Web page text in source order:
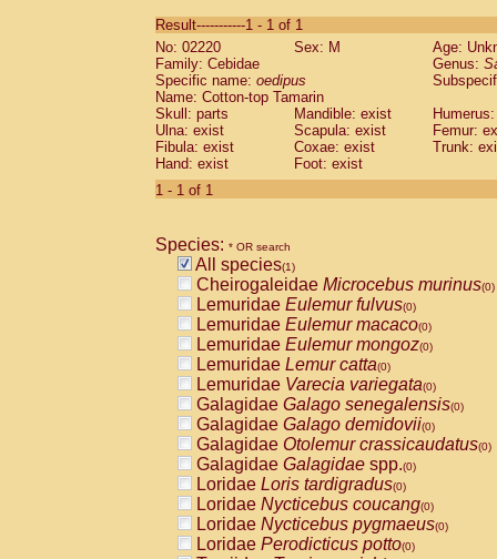
CebidaeSaguinus labiatus(0)
Cebidae Saguinus leucopus (0)
Cebidae
CebidaeSaguinus mystax
Cebidae Saguinus nigricollis (0)
Cebidae Saguinus oedipus
Cebidae Saguinus weddelli
Cebidae Saguinusspp.
Cebidae
CebidaeCebus capucinus
CebidaeCebus nigrivittatus
CebidaeCebus spp.(0)
CebidaeSaimiri boliviensis(0)
CebidaeSaimiri sciureus(0)
AtelidaeAlouatta caraya(0)
AtelidaeAlouatta fusca(0)
AtelidaeAlouatta seniculus(0)
AtelidaeAlouattaspp.(0)
AtelidaeAteles belzebuth(0)
AtelidaeAteles geoffroyi(0)
AtelidaeAteles paniscus(0)
AtelidaeAtelesspp.(0)
AtelidaeLagothrix lagothricha(0)
AtelidaeLagothrix lagothricha cana
PitheciidaeCacajao calvus
Result-----------1 - 1 of 1
No: 02220
Sex: M
Age:
Family: Cebidae
Genus:
Specific name: oedipus
Name: Cotton-top Tamarin
Skull: parts
Mandible: exist
Ulna: exist
Scapula: exist
Femur:
Fibula: exist
Coxae: exist
Trunk:
Hand: exist
Foot: exist
1 - 1 of 1
Species: * OR search
All species(1)
Cheirogaleidae Microcebus murinus(0)
Lemuridae Eulemur fulvus(0)
Lemuridae Eulemur macaco(0)
Lemuridae Eulemur mongoz(0)
Lemuridae Lemur catta(0)
Lemuridae Varecia variegata(0)
Galagidae Galago senegalensis(0)
Galagidae Galago demidovii(0)
Galagidae Otolemur crassicaudatus(0)
Galagidae Galagidae spp.(0)
Loridae Loris tardigradus(0)
Loridae Nycticebus coucang(0)
Loridae Nycticebus pygmaeus(0)
Loridae Perodicticus potto(0)